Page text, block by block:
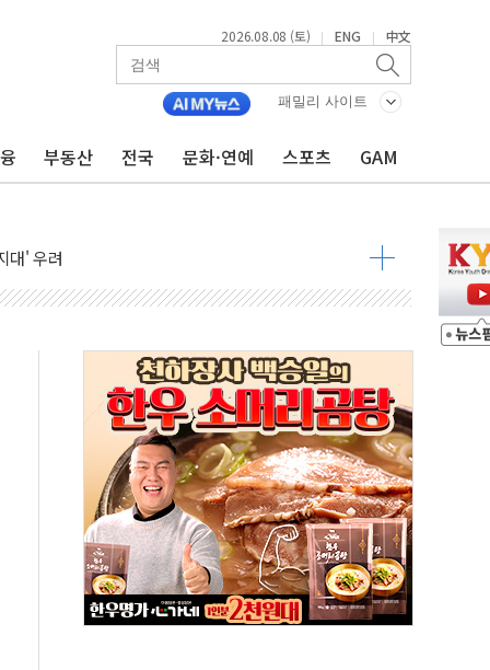
2026.08.08 (토) | ENG | 中文
패밀리 사이트
부동산 전국 문화·연예 스포츠 GAM
"
대' 우려
청래 격차 확대'
지며 상승… STOXX 600 지수는 나흘 연속 최고치
란 위협에 맞설 자체 억지력 강화
'… 美 해상봉쇄 영향